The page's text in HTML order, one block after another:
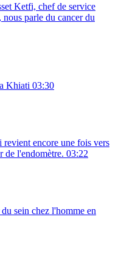
Ketfi, chef de service
parle du cancer du
Khiati 03:30
encore une fois vers
de l'endomètre. 03:22
sein chez l'homme en